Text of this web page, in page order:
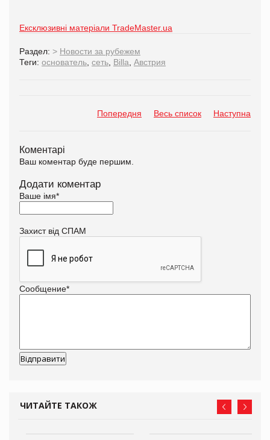
Ексклюзивні матеріали TradeMaster.ua
Раздел: > Новости за рубежем
Теги: основатель сеть Billa Австрия
Попередня Весь список Наступна
Коментарі
Ваш коментар буде першим.
Додати коментар
Ваше імя*
Захист від СПАМ
Сообщение*
ЧИТАЙТЕ ТАКОЖ